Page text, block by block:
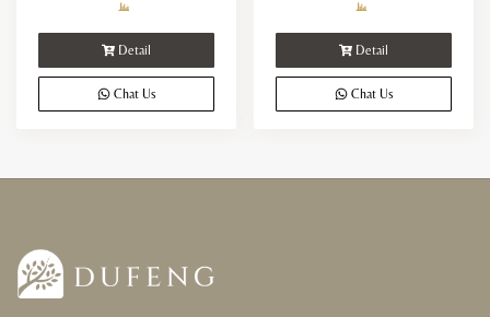
Detail
Chat Us
Detail
Chat Us